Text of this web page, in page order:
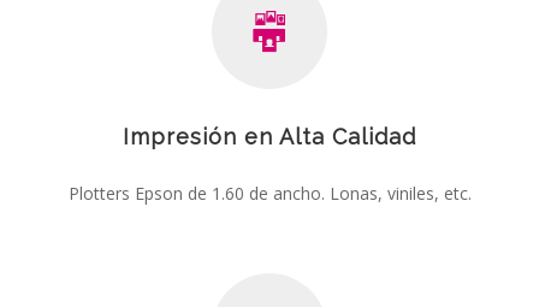
Impresión en Alta Calidad
Plotters Epson de 1.60 de ancho. Lonas, viniles, etc.